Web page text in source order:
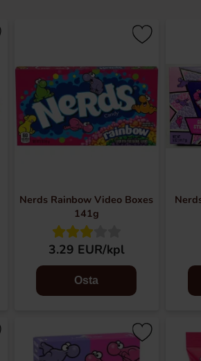
Nerds Rainbow Video Boxes
141g
3.29 EUR/kpl
Osta